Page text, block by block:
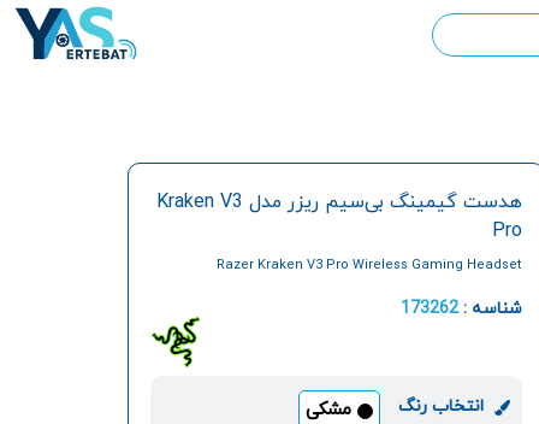
هدست گیمینگ بی‌سیم ریزر مدل Kraken V3
Pro
Razer Kraken V3 Pro Wireless Gaming Headset
شناسه :173262
انتخاب رنگ مشکی